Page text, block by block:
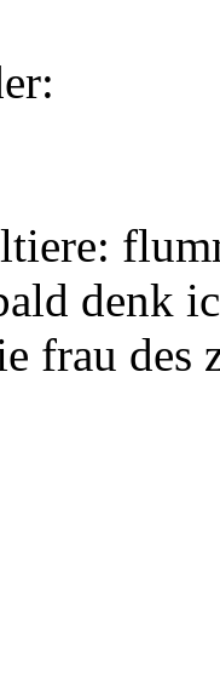
denk
frau des